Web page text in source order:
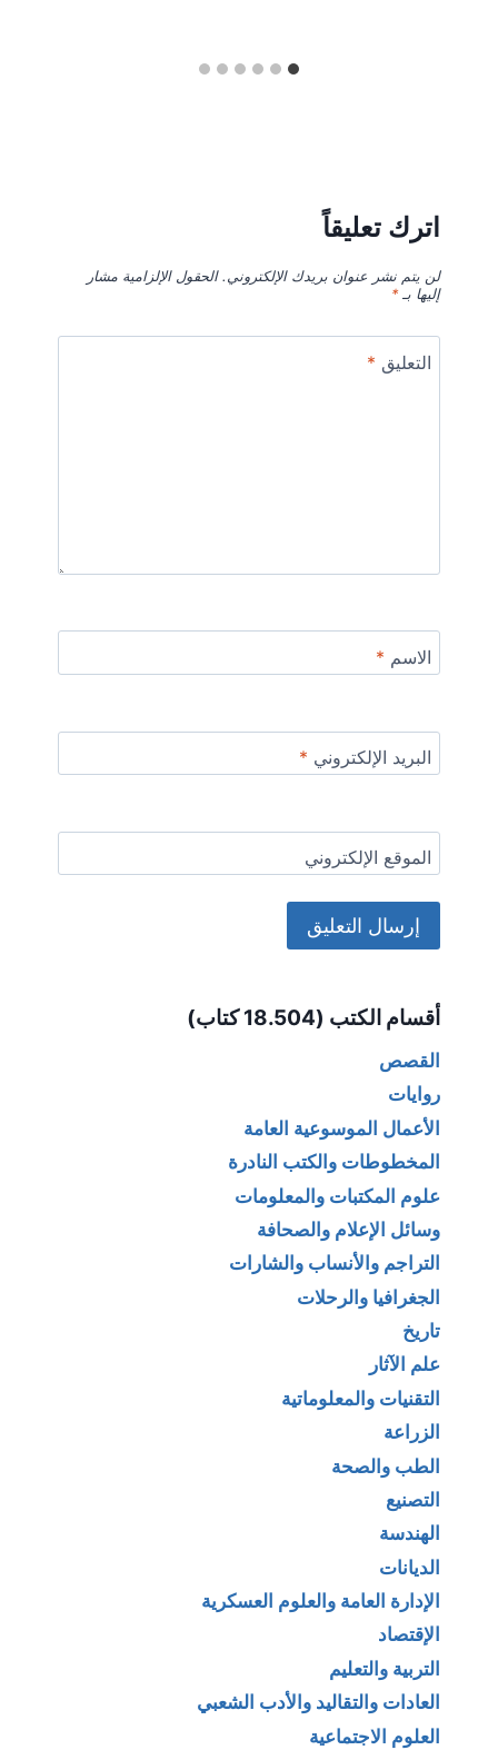
اترك تعليقاً
لن يتم نشر عنوان بريدك الإلكتروني. الحقول الإلزامية مشار
إليها بـ*
التعليق *
الاسم *
البريد الإلكتروني *
الموقع الإلكتروني
أقسام الكتب (18.504 كتاب)
القصص
روايات
الأعمال الموسوعية العامة
المخطوطات والكتب النادرة
علوم المكتبات والمعلومات
وسائل الإعلام والصحافة
التراجم والأنساب والشارات
الجغرافيا والرحلات
تاريخ
علم الآثار
التقنيات والمعلوماتية
الزراعة
الطب والصحة
التصنيع
الهندسة
الديانات
الإدارة العامة والعلوم العسكرية
الإقتصاد
التربية والتعليم
العادات والتقاليد والأدب الشعبي
العلوم الاجتماعية